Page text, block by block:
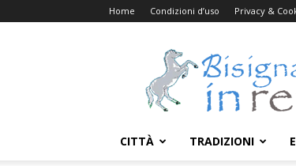
Home Condizioni d’uso Privacy &
CITTÀ TRADIZIONI